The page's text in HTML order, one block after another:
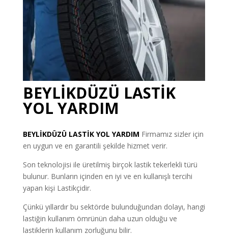
BEYLİKDÜZÜ LASTİK
YOL YARDIM
BEYLİKDÜZÜ LASTİK YOL YARDIM Firmamız sizler için
en uygun ve en garantili şekilde hizmet verir.
Son teknolojisi ile üretilmiş birçok lastik tekerlekli türü
bulunur. Bunların içinden en iyi ve en kullanışlı tercihi
yapan kişi Lastikçidir.
Çünkü yıllardır bu sektörde bulunduğundan dolayı, hangi
lastiğin kullanım ömrünün daha uzun olduğu ve
lastiklerin kullanım zorluğunu bilir.